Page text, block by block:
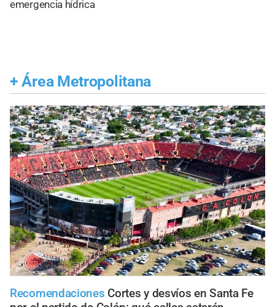
emergencia hídrica
+ Área Metropolitana
Recomendaciones Cortes y desvíos en Santa Fe